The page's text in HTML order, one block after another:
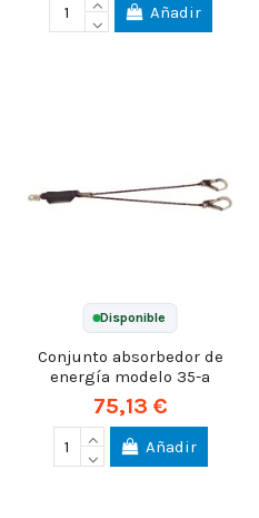
Añadir
Disponible
Conjunto absorbedor de
energía modelo 35-a
75,13 €
Añadir